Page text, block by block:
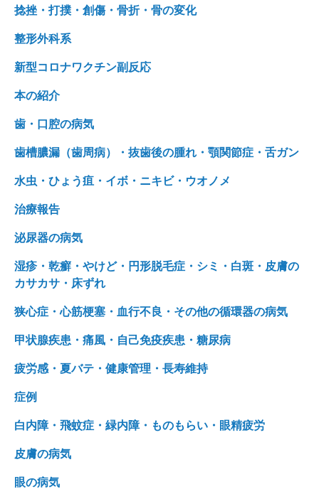
捻挫・打撲・創傷・骨折・骨の変化
整形外科系
新型コロナワクチン副反応
本の紹介
歯・口腔の病気
歯槽膿漏（歯周病）・抜歯後の腫れ・顎関節症・舌ガン
水虫・ひょう疽・イボ・ニキビ・ウオノメ
治療報告
泌尿器の病気
湿疹・乾癬・やけど・円形脱毛症・シミ・白斑・皮膚の
カサカサ・床ずれ
狭心症・心筋梗塞・血行不良・その他の循環器の病気
甲状腺疾患・痛風・自己免疫疾患・糖尿病
疲労感・夏バテ・健康管理・長寿維持
症例
白内障・飛蚊症・緑内障・ものもらい・眼精疲労
皮膚の病気
眼の病気